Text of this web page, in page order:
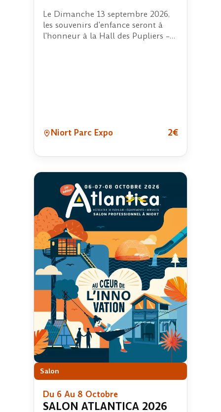
Le Dimanche 13 septembre 2026,
les souvenirs d'enfance seront à
l'honneur à la Hall des Pupliers –
Niort Parc Expo 2€
Salon
Du 6 Au 8 Octobre
SALON ATLANTICA 2026